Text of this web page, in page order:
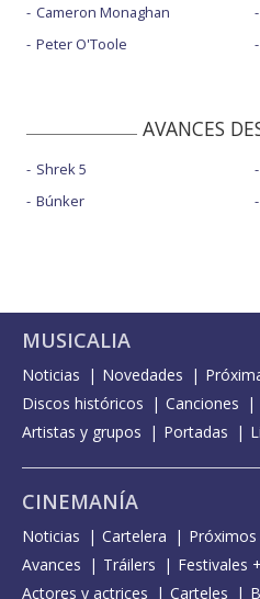
Cameron Monaghan
Peter O'Toole
AVANCES
Shrek 5
Búnker
MUSICALIA
Noticias Novedades
Discos históricos
Canciones
Artistas y grupos
Portadas
CINEMANÍA
Noticias Cartelera
Avances
Tráilers
Festivales
Actores y actrices
Carteles